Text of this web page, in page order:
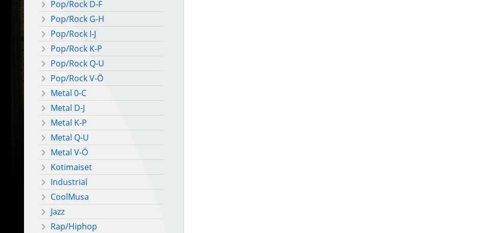
Pop/Rock D-F
Pop/Rock G-H
Pop/Rock I-J
Pop/Rock K-P
Pop/Rock Q-U
Pop/Rock V-Ö
Metal 0-C
Metal D-J
Metal K-P
Metal Q-U
Metal V-Ö
Kotimaiset
Industrial
CoolMusa
Jazz
Rap/Hiphop